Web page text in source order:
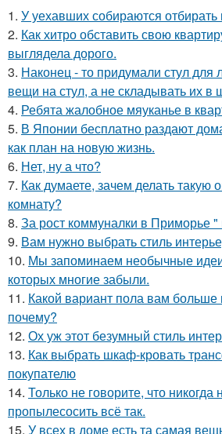
1. У уехавших собираются
2. Как хитро обставить свою
выглядела дорого.
3. Наконец - то придумали стул для
вещи на стул, а не складывать их в
4. Ребята жалобное мяуканье в
5. В Японии бесплатно раздают
как план на новую жизнь.
6. Нет, ну а что?
7. Как думаете, зачем делать такую
комнату?
8. За рост коммуналки в Приморье "
9. Вам нужно выбрать стиль
10. Мы запоминаем необычные
которых многие забыли.
11. Какой вариант пола вам больше
почему?
12. Ох уж этот безумный стиль
13. Как выбрать шкаф-кровать
покупателю
14. Только не говорите, что никогда
пропылесосить всё так.
15. У всех в доме есть та самая